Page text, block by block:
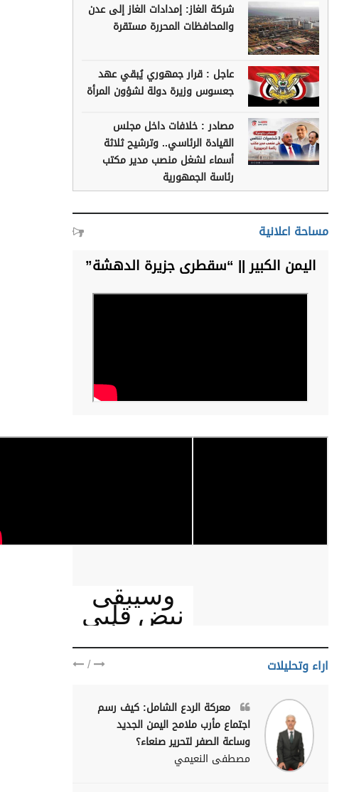
شركة الغاز: إمدادات الغاز إلى عدن
والمحافظات المحررة مستقرة
عاجل : قرار جمهوري يُبقي عهد
جعسوس وزيرة دولة لشؤون المرأة
مصادر : خلافات داخل مجلس
القيادة الرئاسي.. وترشيح ثلاثة
أسماء لشغل منصب مدير مكتب
رئاسة الجمهورية
مساحة اعلانية
اليمن الكبير || “سقطرى جزيرة الدهشة”
وسيبقى
نبض قلبي
يمنيا
اراء وتحليلات /
معركة الردع الشامل: كيف رسم
اجتماع مأرب ملامح اليمن الجديد
وساعة الصفر لتحرير صنعاء؟
مصطفى النعيمي